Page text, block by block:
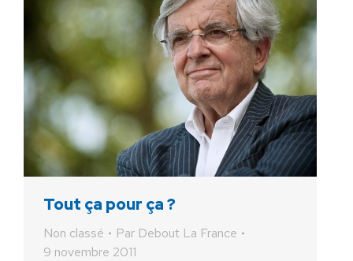
Tout ça pour ça ?
Non classé Par Debout La France
9 novembre 2011